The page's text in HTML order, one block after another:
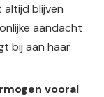
altijd blijven
aandacht
bij aan haar
vooral